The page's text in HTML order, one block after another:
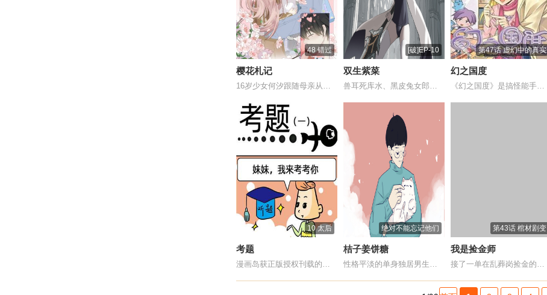
48 错过
樱花札记
[破]EP-10
双生紫菜
第47话 虚幻中的真实
幻之国度
10 太后
考题
绝对不能忘记他们
桔子姜饼糖
第43话 棺材剧变
我是捡金师